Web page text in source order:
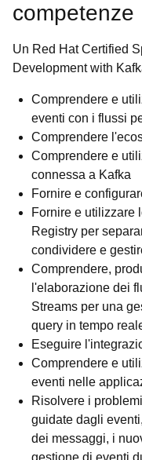
competenze
Un Red Hat Certified
Development with
Comprendere e
eventi con i flussi
Comprendere
Comprendere e
connessa a Kafka
Fornire e
Fornire e utilizzare
Registry per
condividere e
Comprendere,
l'elaborazione dei
Streams per una
query in tempo
Eseguire
Comprendere e
eventi nelle
Risolvere i
guidate dagli
dei messaggi, i
gestione di eventi